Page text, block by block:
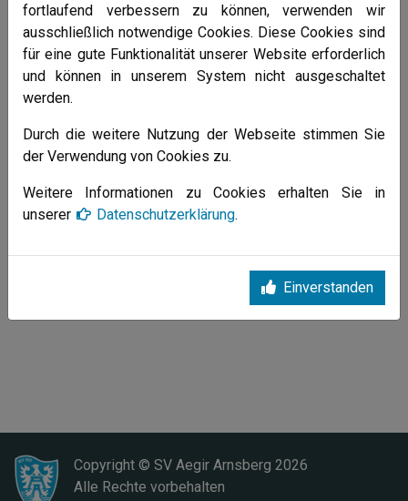
erstellt, Maßnahmen zur Durchführung ergriffen.
Allerdings wollen wir die Fallzahlentwicklung in der
kommenden Woche abwarten, um ein konkretes Startdatum
zu nennen.
Wir werden Euch immer hier auf dem laufenden halten !
Eine schöne Ferienwoche wünscht Euch der Vorstand vom
SV Aegir Arnsberg
Alle News (Archiv)
Copyright © SV Aegir Arnsberg 2026
Alle Rechte vorbehalten
fortlaufend verbessern zu können, verwenden wir
ausschließlich notwendige Cookies. Diese Cookies sind
für eine gute Funktionalität unserer Website erforderlich
und können in unserem System nicht ausgeschaltet
werden.
Durch die weitere Nutzung der Webseite stimmen Sie
der Verwendung von Cookies zu.
Weitere Informationen zu Cookies erhalten Sie in
unserer
Datenschutzerklärung.
Einverstanden